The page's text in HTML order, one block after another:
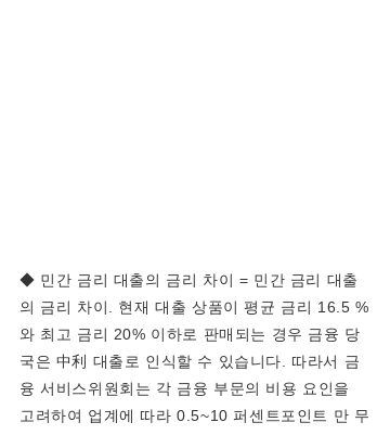
◆ 민간 금리 대출의 금리 차이 = 민간 금리 대출
의 금리 차이. 현재 대출 상품이 평균 금리 16.5 %
와 최고 금리 20% 이하로 판매되는 경우 금융 당
국은 中利 대출로 인식할 수 있습니다. 따라서 금
융 서비스위원회는 각 금융 부문의 비용 요인을
고려하여 업계에 따라 0.5~10 퍼센트포인트 만 무